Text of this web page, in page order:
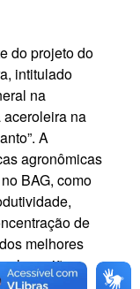
do projeto do
intitulado
na
na
A
agronômicas
BAG, como
de
melhores
região.